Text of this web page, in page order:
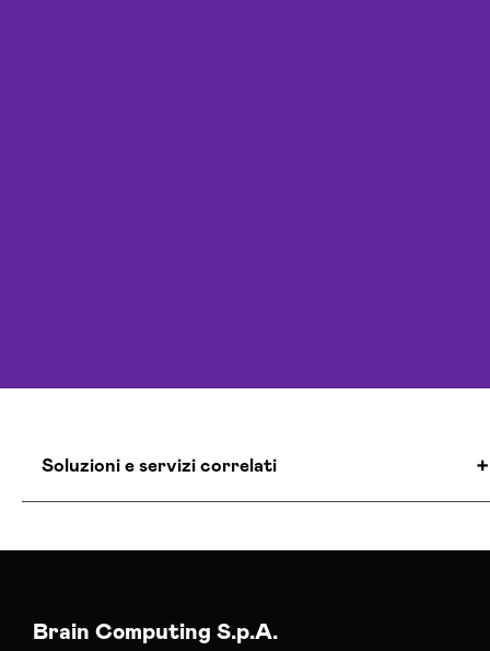
Soluzioni e servizi correlati
Brain Computing S.p.A.